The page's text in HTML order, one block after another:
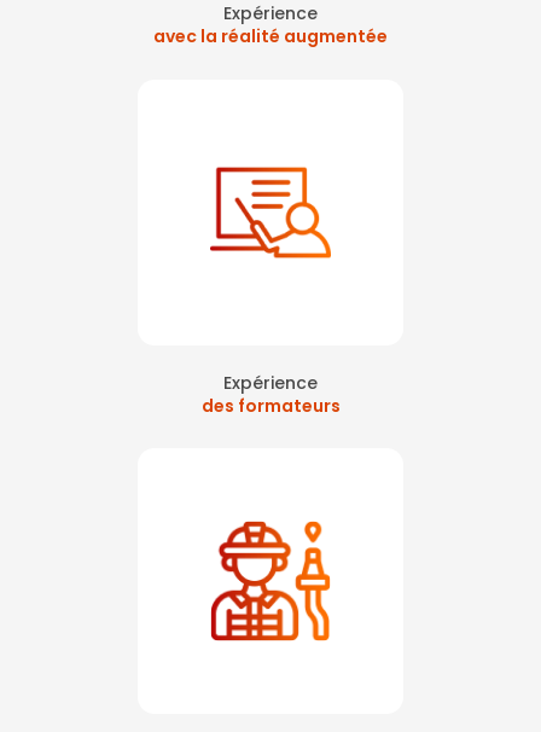
Expérience
avec la réalité augmentée
Expérience
des formateurs